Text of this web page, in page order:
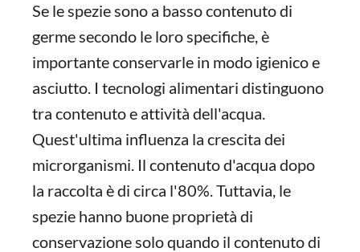
Se le spezie sono a basso contenuto di
germe secondo le loro specifiche, è
importante conservarle in modo igienico e
asciutto. I tecnologi alimentari distinguono
tra contenuto e attività dell'acqua.
Quest'ultima influenza la crescita dei
microrganismi. Il contenuto d'acqua dopo
la raccolta è di circa l'80%. Tuttavia, le
spezie hanno buone proprietà di
conservazione solo quando il contenuto di